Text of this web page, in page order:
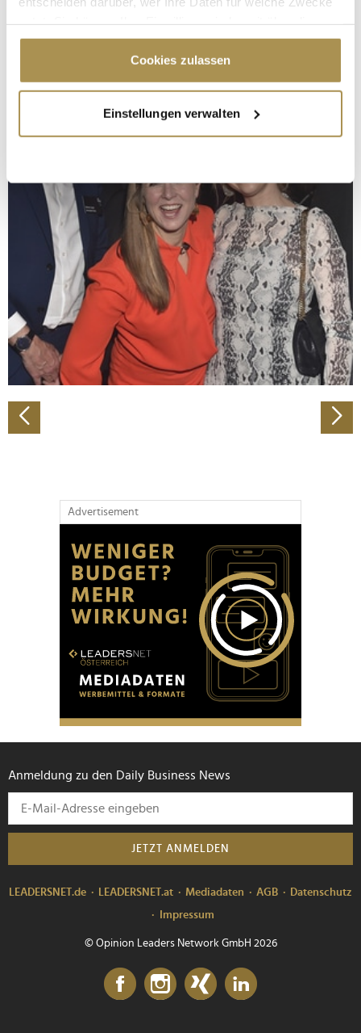
Cookie-Erklärung oder durch Klicken auf das Privacy
Trigger Symbol ändern oder widerrufen
Informationen über Ihre geografische Lage
erfassen, welche bis auf einige Meter genau sein
bestimmten Merkmalen (Fingerprinting) identifizieren
Erfahren Sie mehr darüber, wie Ihre persönlichen Daten
verarbeitet werden, und legen Sie Ihre Präferenzen im
Abschnitt Einzelheiten fest.
Wir verwenden Cookies, um Inhalte und Anzeigen zu
personalisieren, Funktionen für soziale Medien anbieten
zu können und die Zugriffe auf unsere Website zu
analysieren. Außerdem geben wir Informationen zu Ihrer
Verwendung unserer Website an unsere Partner für
Partner führen diese Informationen möglicherweise mit
weiteren Daten zusammen, die Sie ihnen bereitgestellt
Cookies zulassen
Einstellungen verwalten
Advertisement
Anmeldung zu den Daily Business News
JETZT ANMELDEN
LEADERSNET.de LEADERSNET.at Mediadaten AGB
Datenschutz
Impressum
© Opinion Leaders Network GmbH 2026